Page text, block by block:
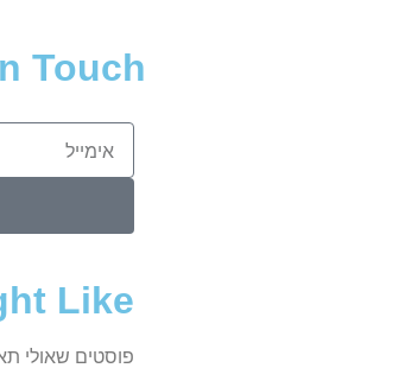
Touch
Like
פוסטים שאולי